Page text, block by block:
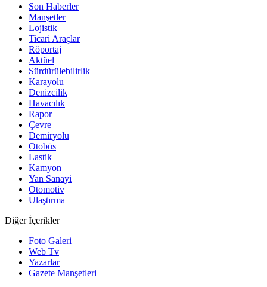
Son Haberler
Manşetler
Lojistik
Ticari Araçlar
Röportaj
Aktüel
Sürdürülebilirlik
Karayolu
Denizcilik
Havacılık
Rapor
Çevre
Demiryolu
Otobüs
Lastik
Kamyon
Yan Sanayi
Otomotiv
Ulaştırma
Diğer İçerikler
Foto Galeri
Web Tv
Yazarlar
Gazete Manşetleri